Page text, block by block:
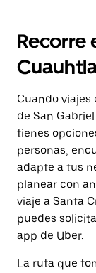
Recorre
Cuando viajes
de San
tienes
personas,
adapte a tus
planear con
viaje a Santa
puedes
app de Uber.
La ruta que